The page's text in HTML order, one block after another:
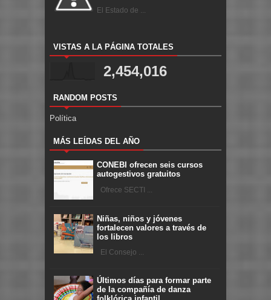
El Estado de ...
VISTAS A LA PÁGINA TOTALES
2,454,016
RANDOM POSTS
Política
MÁS LEÍDAS DEL AÑO
CONEBI ofrecen seis cursos
autogestivos gratuitos
Ofrece SECTI ...
Niñas, niños y jóvenes
fortalecen valores a través de
los libros
El Consejo ...
Últimos días para formar parte
de la compañía de danza